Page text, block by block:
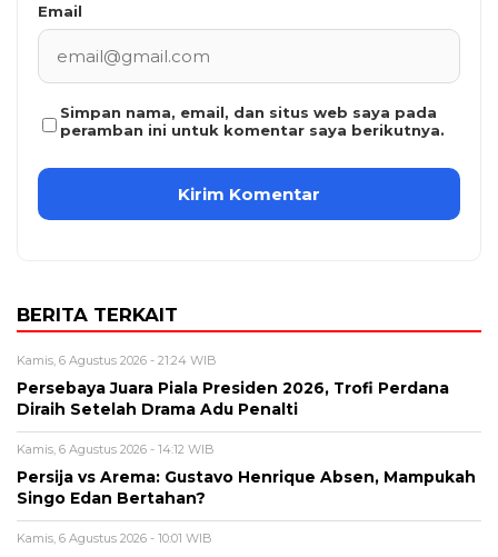
Email
Simpan nama, email, dan situs web saya pada
peramban ini untuk komentar saya berikutnya.
BERITA TERKAIT
Kamis, 6 Agustus 2026 - 21:24 WIB
Persebaya Juara Piala Presiden 2026, Trofi Perdana
Diraih Setelah Drama Adu Penalti
Kamis, 6 Agustus 2026 - 14:12 WIB
Persija vs Arema: Gustavo Henrique Absen, Mampukah
Singo Edan Bertahan?
Kamis, 6 Agustus 2026 - 10:01 WIB